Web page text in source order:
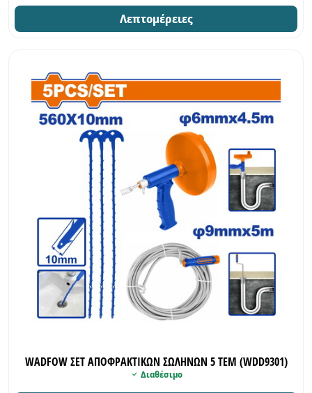
Λεπτομέρειες
WADFOW ΣΕΤ ΑΠΟΦΡΑΚΤΙΚΩΝ ΣΩΛΗΝΩΝ 5 ΤΕΜ (WDD9301)
Διαθέσιμο